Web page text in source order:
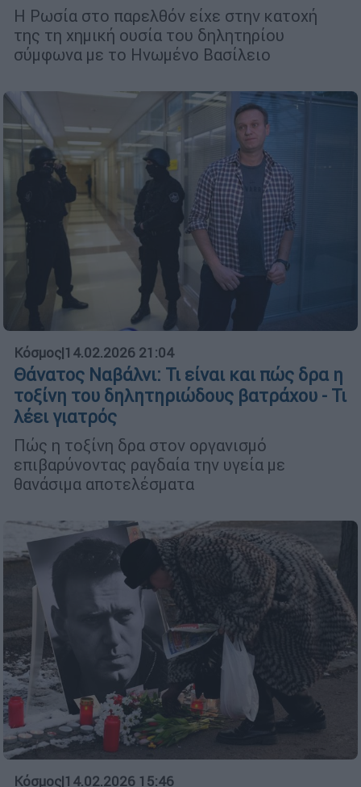
Η Ρωσία στο παρελθόν είχε στην κατοχή
της τη χημική ουσία του δηλητηρίου
σύμφωνα με το Ηνωμένο Βασίλειο
Κόσμος|14.02.2026 21:04
Θάνατος Ναβάλνι: Τι είναι και πώς δρα η
τοξίνη του δηλητηριώδους βατράχου - Τι
λέει γιατρός
Πώς η τοξίνη δρα στον οργανισμό
επιβαρύνοντας ραγδαία την υγεία με
θανάσιμα αποτελέσματα
Κόσμος|14.02.2026 15:46